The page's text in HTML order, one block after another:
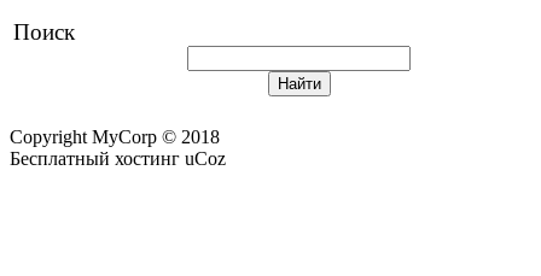
Поиск
Copyright MyCorp © 2018
Бесплатный хостинг uCoz